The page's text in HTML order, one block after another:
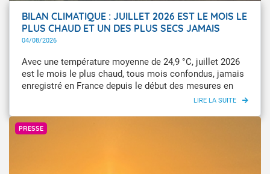
BILAN CLIMATIQUE : JUILLET 2026 EST LE MOIS LE
PLUS CHAUD ET UN DES PLUS SECS JAMAIS
ENREGISTRÉ EN FRANCE
04/08/2026
Avec une température moyenne de 24,9 °C, juillet 2026
est le mois le plus chaud, tous mois confondus, jamais
enregistré en France depuis le début des mesures en
1900, devant août 2003 (24,8 °C) et juillet 2006 (24,4 °C).
par rapport à la normale pour les températures
moyennes (+5,2 °C pour les maximales). Il s’agit de l'un
PRESSE
Paul Salesse - Météo-France